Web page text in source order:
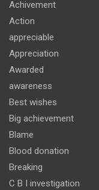
Achivement
Action
appreciable
Appreciation
Awarded
awareness
Best wishes
Big achievement
Blame
Blood donation
Breaking
C B I investigation